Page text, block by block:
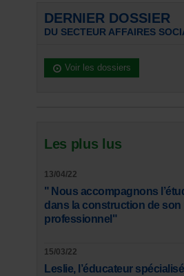
DERNIER DOSSIER
DU SECTEUR AFFAIRES
Voir les dossiers
Les plus lus
13/04/22
" Nous accompagnons
dans la construction de son
professionnel"
15/03/22
Leslie, l’éducateur